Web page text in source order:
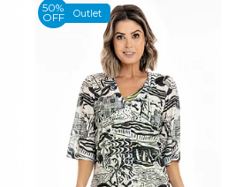
Outlet
50%
OFF